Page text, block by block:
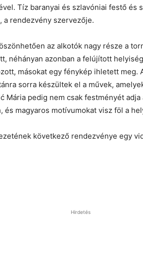
Tíz baranyai és szlavóniai festő és
a rendezvény szervezője.
az alkotók nagy része a
néhányan azonban a felújított
másokat egy fénykép ihletett meg.
sorra készültek el a művek,
Mária pedig nem csak festményét
és magyaros motívumokat visz föl a
következő rendezvénye egy
Hirdetés